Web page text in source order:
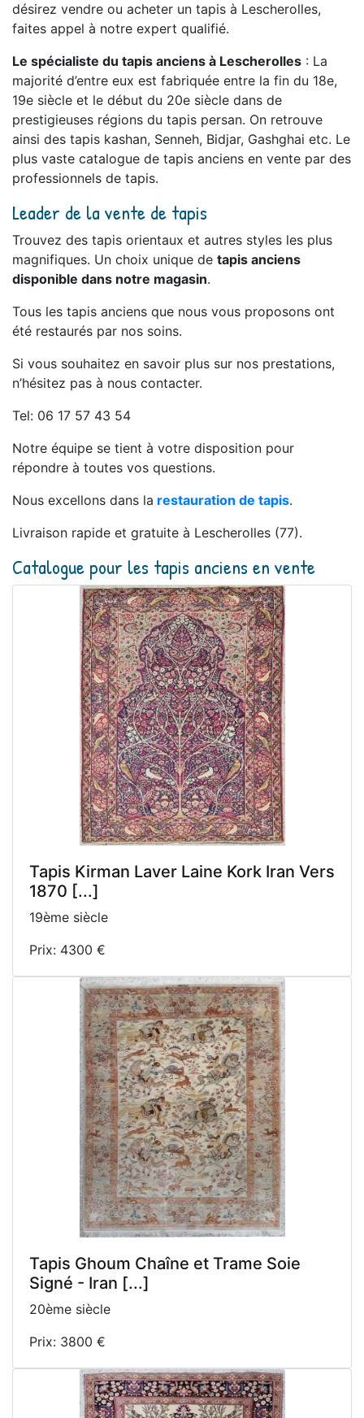
désirez vendre ou acheter un tapis à Lescherolles,
faites appel à notre expert qualifié.
Le spécialiste du tapis anciens à Lescherolles : La
majorité d’entre eux est fabriquée entre la fin du 18e,
19e siècle et le début du 20e siècle dans de
prestigieuses régions du tapis persan. On retrouve
ainsi des tapis kashan, Senneh, Bidjar, Gashghai etc. Le
plus vaste catalogue de tapis anciens en vente par des
professionnels de tapis.
Leader de la vente de tapis
Trouvez des tapis orientaux et autres styles les plus
magnifiques. Un choix unique de tapis anciens
disponible dans notre magasin.
Tous les tapis anciens que nous vous proposons ont
été restaurés par nos soins.
Si vous souhaitez en savoir plus sur nos prestations,
n’hésitez pas à nous contacter.
Tel: 06 17 57 43 54
Notre équipe se tient à votre disposition pour
répondre à toutes vos questions.
Nous excellons dans la restauration de tapis.
Livraison rapide et gratuite à Lescherolles (77).
Catalogue pour les tapis anciens en vente
Tapis Kirman Laver Laine Kork Iran Vers
1870 [...]
19ème siècle
Prix: 4300 €
Tapis Ghoum Chaîne et Trame Soie
Signé - Iran [...]
20ème siècle
Prix: 3800 €